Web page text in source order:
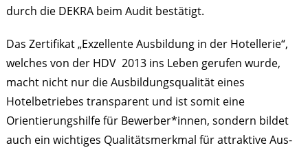
Ausbildungsqualität
Jetzt
Auch
Bei
Fair
durch die DEKRA beim Audit bestätigt.
Das Zertifikat „Exzellente Ausbildung in der Hotellerie“,
welches von der HDV 2013 ins Leben gerufen wurde,
macht nicht nur die Ausbildungsqualität eines
Hotelbetriebes transparent und ist somit eine
Orientierungshilfe für Bewerber*innen, sondern bildet
auch ein wichtiges Qualitätsmerkmal für attraktive Aus-